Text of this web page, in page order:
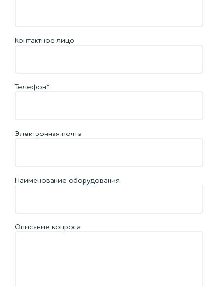
Контактное лицо
Телефон*
Электронная почта
Наименование оборудования
Описание вопроса